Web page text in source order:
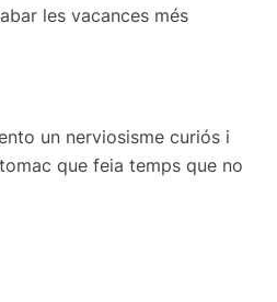
les vacances més
un nerviosisme curiós i
que feia temps que no